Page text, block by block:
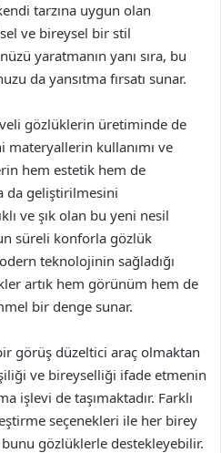
tarzına uygun olan
ve bireysel bir stil
yaratmanın yanı sıra, bu
da yansıtma fırsatı sunar.
gözlüklerin üretiminde de
materyallerin kullanımı ve
hem estetik hem de
da geliştirilmesini
ve şık olan bu yeni nesil
süreli konforla gözlük
teknolojinin sağladığı
artık hem görünüm hem de
bir denge sunar.
görüş düzeltici araç olmaktan
ve bireyselliği ifade etmenin
işlevi de taşımaktadır. Farklı
seçenekleri ile her birey
gözlüklerle destekleyebilir.